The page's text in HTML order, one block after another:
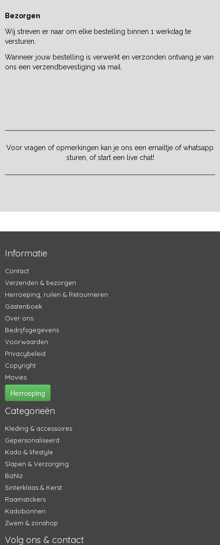
Bezorgen
Wij streven er naar om elke bestelling binnen 1 werkdag te
versturen.
Wanneer jouw bestelling is verwerkt en verzonden ontvang je van
ons een verzendbevestiging via mail.
Voor vragen of opmerkingen kan je ons een emailtje of whatsapp
sturen, of start een live chat!
Informatie
Contact
Verzenden & bezorgen
Herroeping, ruilen & Retourneren
Gastenboek
Over ons
Bedrijfsgegevens
Voorwaarden
Privacybeleid
Copyright
Movies
Herroeping
Categorieën
Kleding & accessoires
Gepersonaliseerd
Kado & lifestyle
Slapen & Verzorging
BizNiz
Sinterklaas & Kerst
Raamstickers
Kadobonnen
Zwem & zonshop
Volg ons & contact